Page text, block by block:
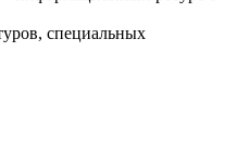
специальных